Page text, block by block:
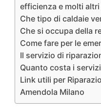
efficienza e molti
Che tipo di caldaie
Che si occupa della
Come fare per le
Il servizio di
Quanto costa i
Link utili per
Amendola Milano